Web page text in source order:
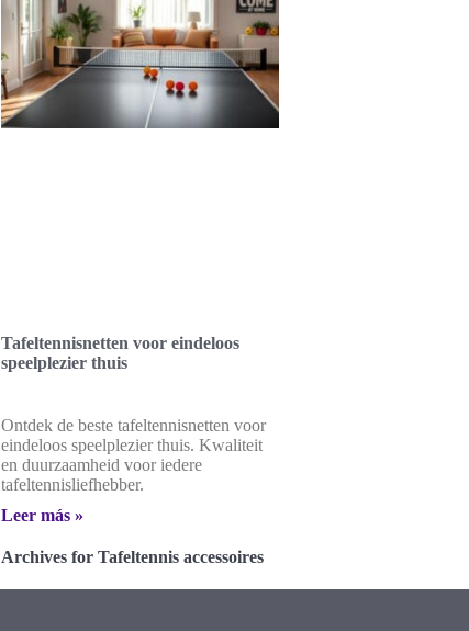
Tafeltennisnetten voor eindeloos
speelplezier thuis
Ontdek de beste tafeltennisnetten voor
eindeloos speelplezier thuis. Kwaliteit
en duurzaamheid voor iedere
tafeltennisliefhebber.
Leer más »
Archives for Tafeltennis accessoires